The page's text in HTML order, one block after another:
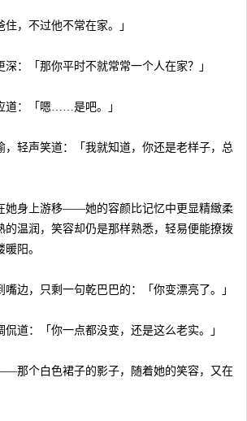
，不过他不常在家。」
：「那你平时不就常常一个人在家？」
道：「嗯……是吧。」
，轻声笑道：「我就知道，你还是老样子，总
她身上游移——她的容颜比记忆中更显精緻柔
的温润，笑容却仍是那样熟悉，轻易便能撩拨
阳。
边，只剩一句乾巴巴的：「你变漂亮了。」
道：「你一点都没变，还是这么老实。」
那个白色裙子的影子，随着她的笑容，又在